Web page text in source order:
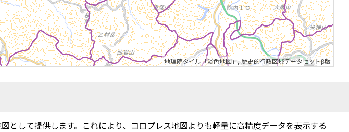
地理院タイル「淡色地図」,歴史的行政区域データセットβ版
として提供します。これにより、コロプレス地図よりも軽量に高精度データを表示する